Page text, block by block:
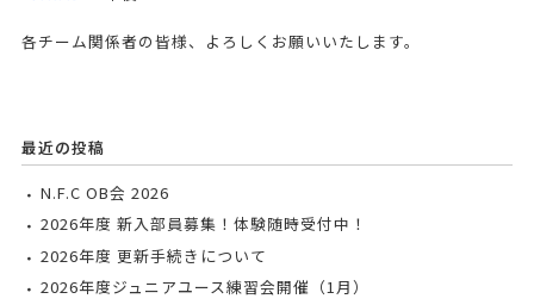
各チーム関係者の皆様、よろしくお願いいたします。
最近の投稿
N.F.C OB会 2026
2026年度 新入部員募集！体験随時受付中！
2026年度 更新手続きについて
2026年度ジュニアユース練習会開催（1月）